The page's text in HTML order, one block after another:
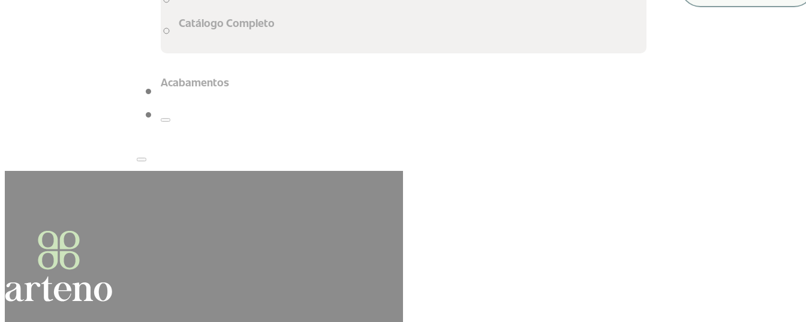
Catálogo Completo
Acabamentos